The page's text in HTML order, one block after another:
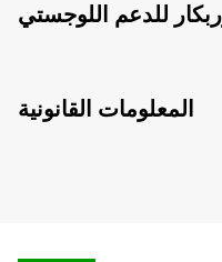
للدعم اللوجستي
المعلومات القانونية